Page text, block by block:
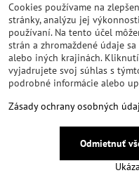
Cookies používame na
stránky, analýzu jej
používaní. Na tento účel
strán a zhromaždené údaje
alebo iných krajinách.
vyjadrujete svoj súhlas s
podrobné informácie alebo
Zásady ochrany osobných
Odmietnuť